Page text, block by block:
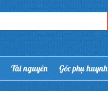
Tài nguyên Góc phụ huynh